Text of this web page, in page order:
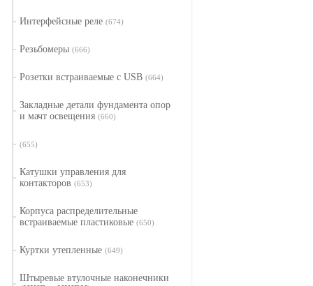
Интерфейсные реле (674)
Резьбомеры (666)
Розетки встраиваемые с USB (664)
Закладные детали фундамента опор
и мачт освещения (660)
(655)
Катушки управления для
контакторов (653)
Корпуса распределительные
встраиваемые пластиковые (650)
Куртки утепленные (649)
Штыревые втулочные наконечники